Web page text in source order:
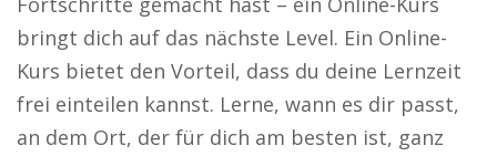
bringt dich auf das nächste Level. Ein Online-
Kurs bietet den Vorteil, dass du deine Lernzeit
frei einteilen kannst. Lerne, wann es dir passt,
an dem Ort, der für dich am besten ist, ganz